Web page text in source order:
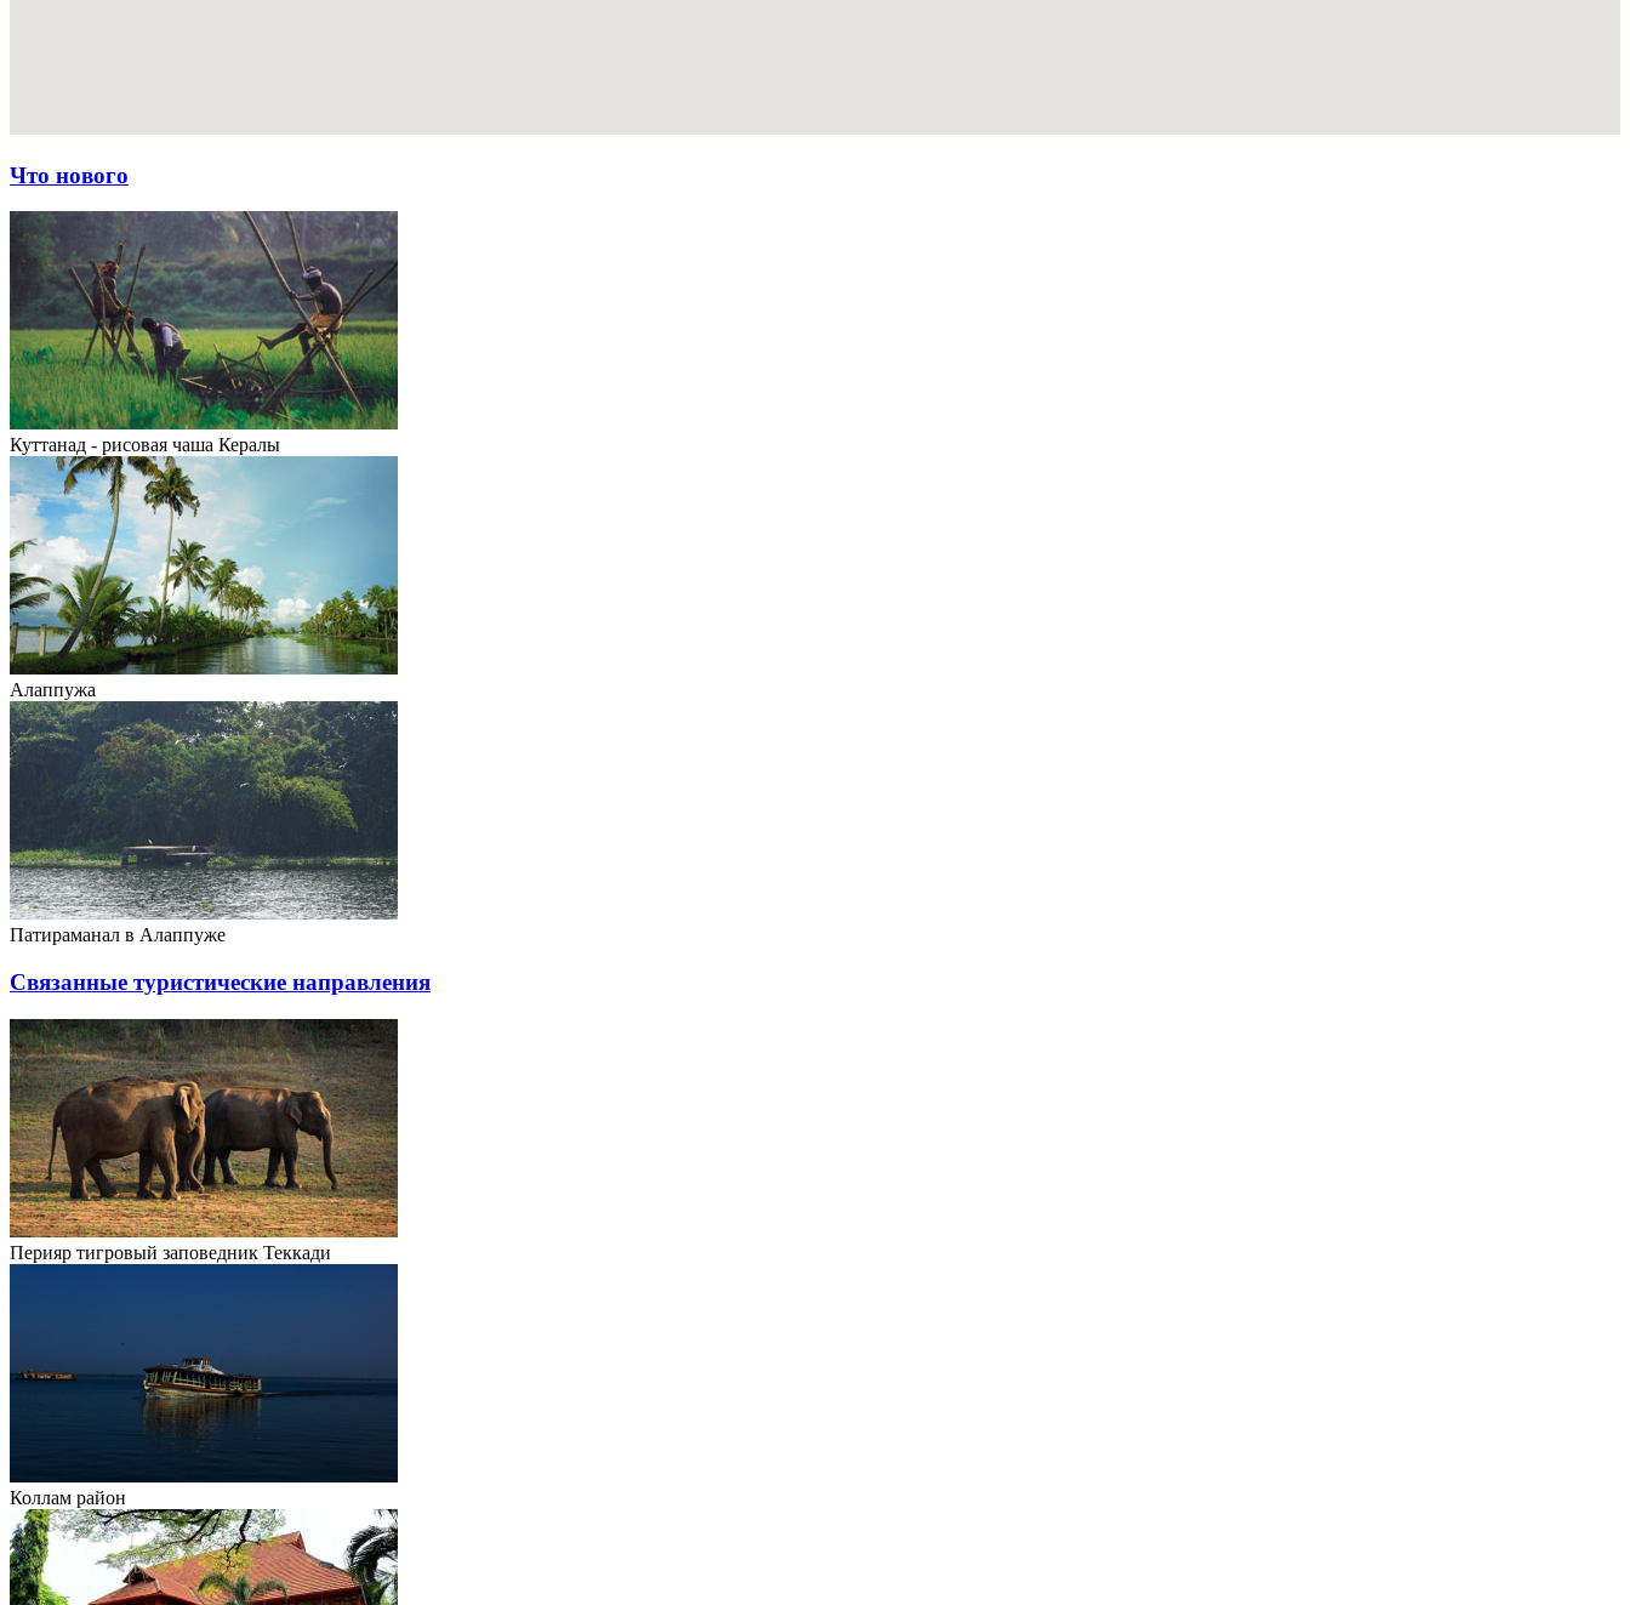
Что нового
Куттанад - рисовая чаша Кералы
Алаппужа
Патираманал в Алаппуже
Связанные туристические направления
Перияр тигровый заповедник Теккади
Коллам район